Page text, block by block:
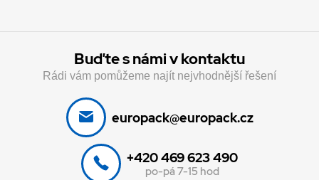
Buďte s námi v kontaktu
Rádi vám pomůžeme najít nejvhodnější řešení
europack@europack.cz
+420 469 623 490
po-pá 7-15 hod